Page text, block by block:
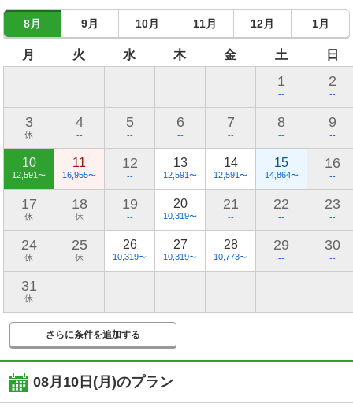
8月 9月 10月 11月 12月 1月
月 火 水 木 金 土 日
1
--
2
--
3
休
4
--
5
--
6
--
7
--
8
--
9
--
10
12,591〜
11
16,955〜
12
--
13
12,591〜
14
12,591〜
15
14,864〜
16
--
17
休
18
休
19
--
20
10,319〜
21
--
22
--
23
--
24
休
25
休
26
10,319〜
27
10,319〜
28
10,773〜
29
--
30
--
31
休
さらに条件を追加する
08月10日(月)のプラン